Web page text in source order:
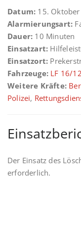
Datum: 15.
Alarmierungsart:
Dauer: 10 Minuten
Einsatzart:
Einsatzort:
Fahrzeuge: LF 16/12
Weitere Kräfte:
Polizei,
Der Einsatz des
erforderlich.